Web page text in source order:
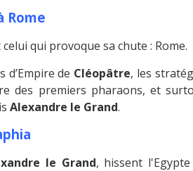
Rome
celui qui provoque sa chute : Rome.
de Cléopâtre, les
des premiers pharaons, et
Alexandre le Grand.
le Grand, hissent